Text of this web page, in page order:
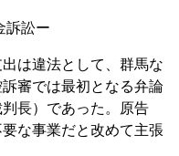
訴訟ー
は違法として、群馬な
審では最初となる弁論
長）であった。原告
な事業だと改めて主張